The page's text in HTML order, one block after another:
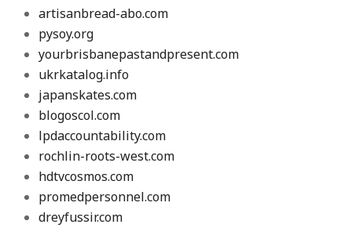
artisanbread-abo.com
pysoy.org
yourbrisbanepastandpresent.com
ukrkatalog.info
japanskates.com
blogoscol.com
lpdaccountability.com
rochlin-roots-west.com
hdtvcosmos.com
promedpersonnel.com
dreyfussir.com